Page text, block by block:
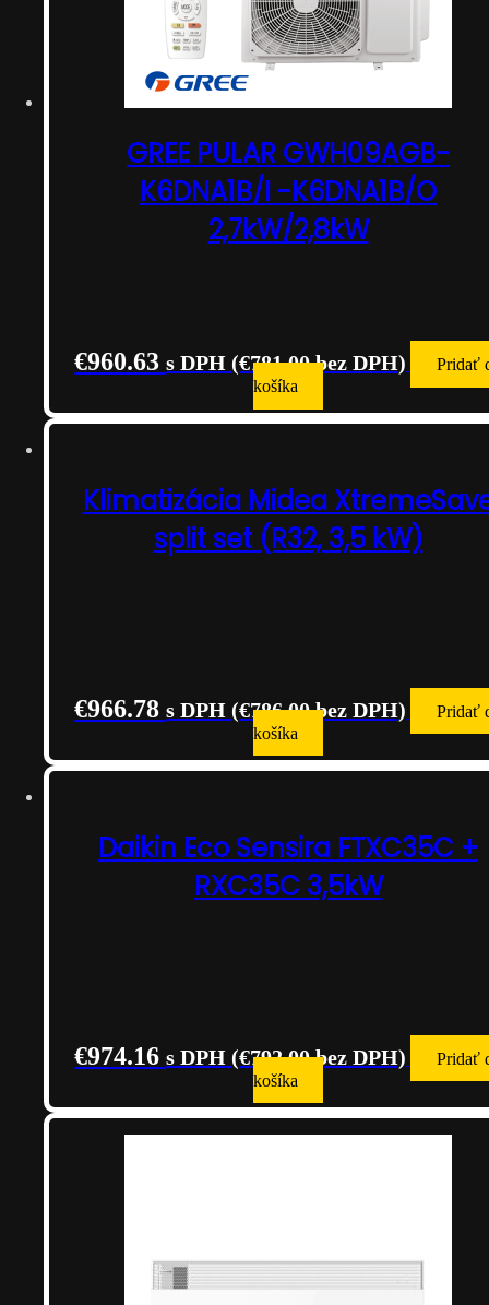
GREE PULAR GWH09AGB-
K6DNA1B/I -K6DNA1B/O
2,7kW/2,8kW
€960.63 s DPH (€781.00bez DPH)
Pridať
košíka
Klimatizácia Midea
split set (R32, 3,5 kW)
€966.78 s DPH (€786.00bez DPH)
Pridať
košíka
Daikin Eco Sensira FTXC35C +
RXC35C 3,5kW
€974.16 s DPH (€792.00bez DPH)
Pridať
košíka